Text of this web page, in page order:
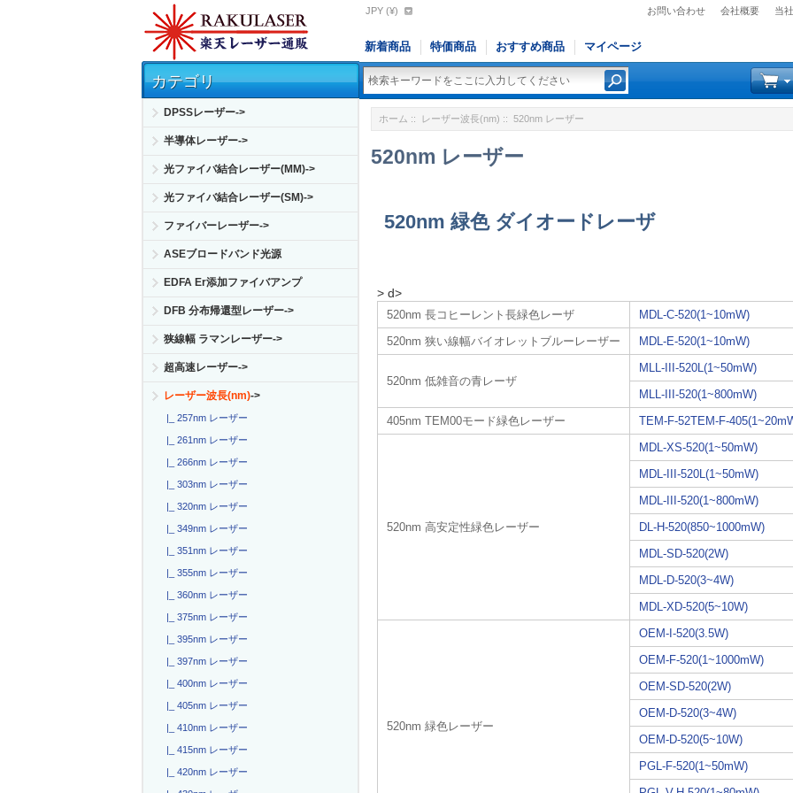
お問い合わせ 会社概要 当
JPY (¥)
新着商品 特価商品 おすすめ商品 マイページ
カテゴリ
DPSSレーザー->
半導体レーザー->
光ファイバ結合レーザー(MM)->
光ファイバ結合レーザー(SM)->
ファイバーレーザー->
ASEブロードバンド光源
EDFA Er添加ファイバアンプ
DFB 分布帰還型レーザー->
狭線幅 ラマンレーザー->
超高速レーザー->
レーザー波長(nm)->
|_ 257nm レーザー
|_ 261nm レーザー
|_ 266nm レーザー
|_ 303nm レーザー
|_ 320nm レーザー
|_ 349nm レーザー
|_ 351nm レーザー
|_ 355nm レーザー
|_ 360nm レーザー
|_ 375nm レーザー
|_ 395nm レーザー
|_ 397nm レーザー
|_ 400nm レーザー
|_ 405nm レーザー
|_ 410nm レーザー
|_ 415nm レーザー
|_ 420nm レーザー
ホーム :: レーザー波長(nm) :: 520nm レーザー
520nm レーザー
520nm 緑色 ダイオードレーザ
> d>
520nm 長コヒーレント長緑色レーザ
MDL-C-520(1~10mW)
520nm 狭い線幅バイオレットブルーレーザー
MDL-E-520(1~10mW)
520nm 低雑音の青レーザ
MLL-III-520L(1~50mW)
MLL-III-520(1~800mW)
405nm TEM00モード緑色レーザー
TEM-F-52TEM-F-
520nm 高安定性緑色レーザー
MDL-XS-520(1~50mW)
MDL-III-520L(1~50mW)
MDL-III-520(1~800mW)
DL-H-520(850~1000mW)
MDL-SD-520(2W)
MDL-D-520(3~4W)
MDL-XD-520(5~10W)
520nm 緑色レーザー
OEM-I-520(3.5W)
OEM-F-520(1~1000mW)
OEM-SD-520(2W)
OEM-D-520(3~4W)
OEM-D-520(5~10W)
PGL-F-520(1~50mW)